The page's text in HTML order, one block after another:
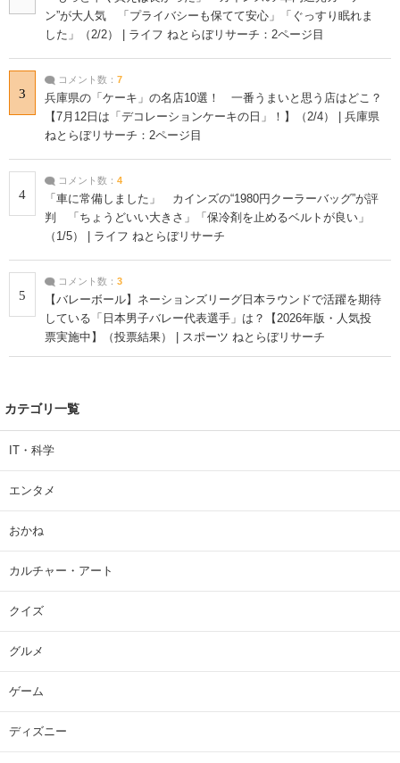
ン”が大人気 「プライバシーも保てて安心」「ぐっすり眠れま
した」（2/2） | ライフ ねとらぼリサーチ：2ページ目
3
コメント数： 7
兵庫県の「ケーキ」の名店10選！ 一番うまいと思う店はどこ？
【7月12日は「デコレーションケーキの日」！】（2/4） | 兵庫県
ねとらぼリサーチ：2ページ目
4
コメント数： 4
「車に常備しました」 カインズの“1980円クーラーバッグ”が評
判 「ちょうどいい大きさ」「保冷剤を止めるベルトが良い」
（1/5） | ライフ ねとらぼリサーチ
5
コメント数： 3
【バレーボール】ネーションズリーグ日本ラウンドで活躍を期待
している「日本男子バレー代表選手」は？【2026年版・人気投
票実施中】（投票結果） | スポーツ ねとらぼリサーチ
カテゴリ一覧
IT・科学
エンタメ
おかね
カルチャー・アート
クイズ
グルメ
ゲーム
ディズニー